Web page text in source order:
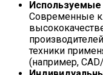
Используемые
Современные
техники
(например,